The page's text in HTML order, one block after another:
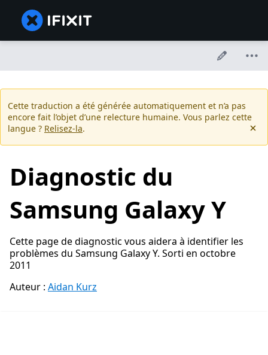
Cette traduction a été générée automatiquement et n’a pas
encore fait l’objet d’une relecture humaine. Vous parlez cette
langue ? Relisez-la.
Diagnostic du
Samsung Galaxy Y
Cette page de diagnostic vous aidera à identifier les
problèmes du Samsung Galaxy Y. Sorti en octobre
2011
Auteur : Aidan Kurz